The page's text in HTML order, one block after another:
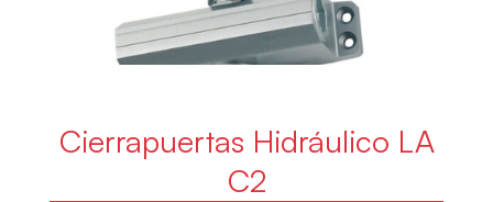
Cierrapuertas Hidráulico LA
C2